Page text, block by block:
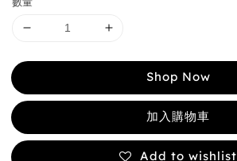
Shop Now
加入購物車
Add to wishlist